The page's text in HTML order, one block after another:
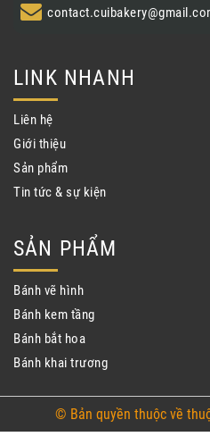
LINK NHANH
Liên hệ
Giới thiệu
Sản phẩm
Tin tức & sự kiện
SẢN PHẨM
Bánh vẽ hình
Bánh kem tầng
Bánh bắt hoa
Bánh khai trương
© Bản quyền thuộc về